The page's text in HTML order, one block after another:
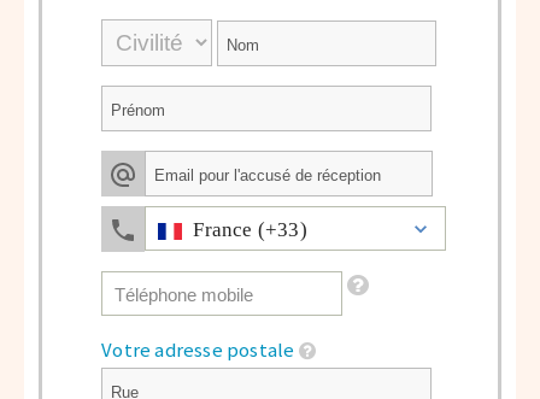
France (+33)
Votre adresse postale